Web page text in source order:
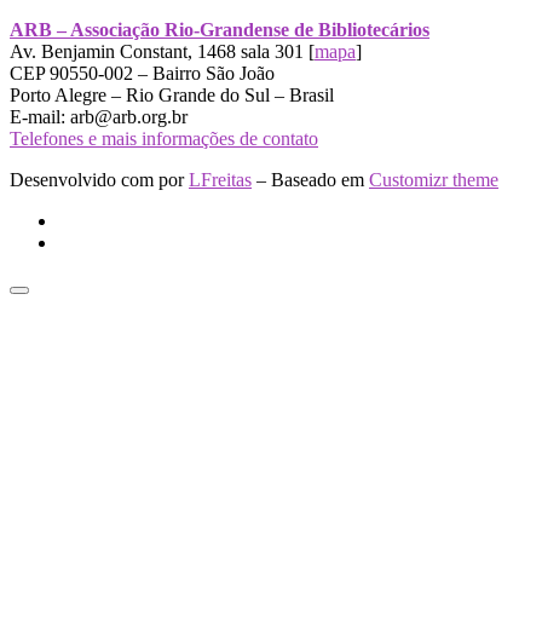
ARB – Associação Rio-Grandense de Bibliotecários
Av. Benjamin Constant, 1468 sala 301 [mapa]
CEP 90550-002 – Bairro São João
Porto Alegre – Rio Grande do Sul – Brasil
E-mail: arb@arb.org.br
Telefones e mais informações de contato
Desenvolvido com porLFreitas – Baseado em Customizr theme